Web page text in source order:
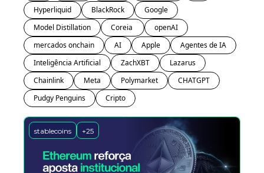
Hyperliquid
BlackRock
Google
Model Distillation
openAI
mercados onchain
AI Apple
Agentes de IA
Inteligência Artificial
ZachXBT
Lazarus
Chainlink
Meta Polymarket
CHATGPT
Pudgy Penguins
Cripto
stablecoins +25